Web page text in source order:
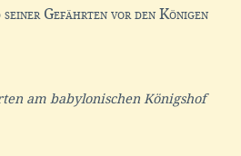
Gefährten vor den Königen
am babylonischen Königshof